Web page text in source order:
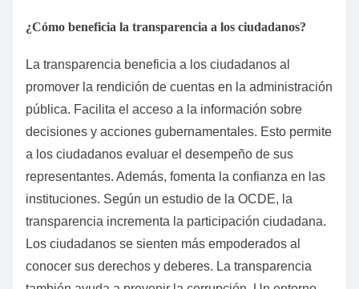
¿Cómo beneficia la transparencia a los ciudadanos?
La transparencia beneficia a los ciudadanos al
promover la rendición de cuentas en la administración
pública. Facilita el acceso a la información sobre
decisiones y acciones gubernamentales. Esto permite
a los ciudadanos evaluar el desempeño de sus
representantes. Además, fomenta la confianza en las
instituciones. Según un estudio de la OCDE, la
transparencia incrementa la participación ciudadana.
Los ciudadanos se sienten más empoderados al
conocer sus derechos y deberes. La transparencia